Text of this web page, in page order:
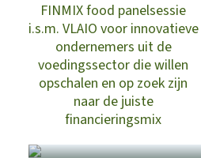
FINMIX food panelsessie
i.s.m. VLAIO voor innovatieve
ondernemers uit de
voedingssector die willen
opschalen en op zoek zijn
naar de juiste
financieringsmix